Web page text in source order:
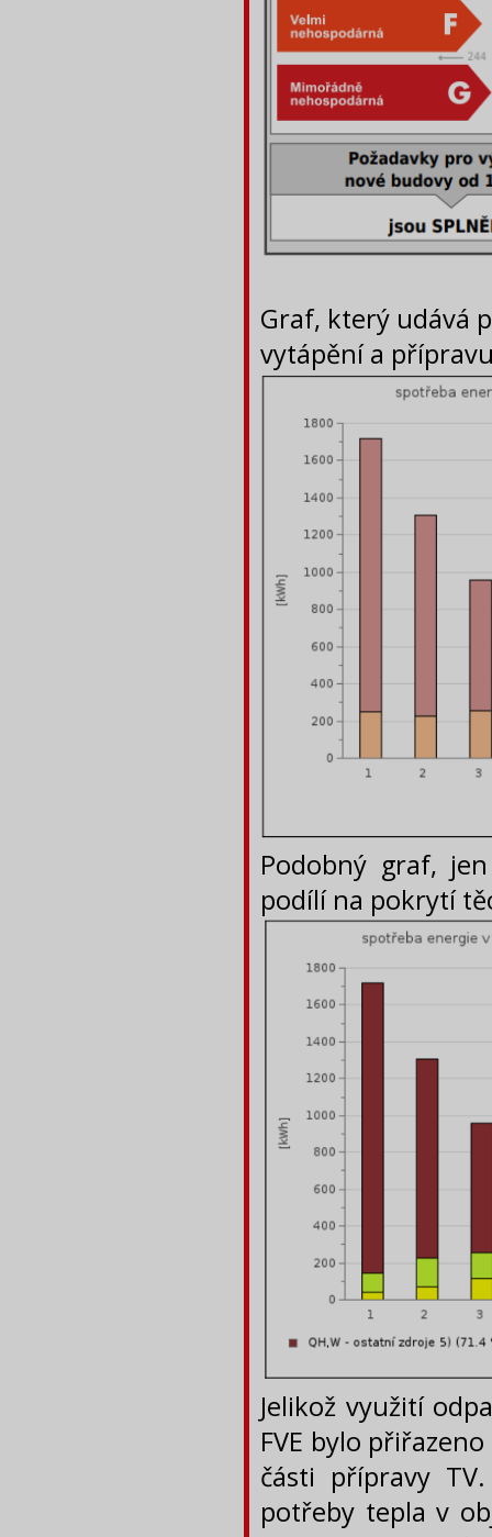
Graf, který udává
vytápění a
Podobný graf,
podílí na pokrytí
Jelikož využití
FVE bylo
části přípravy
potřeby tepla v